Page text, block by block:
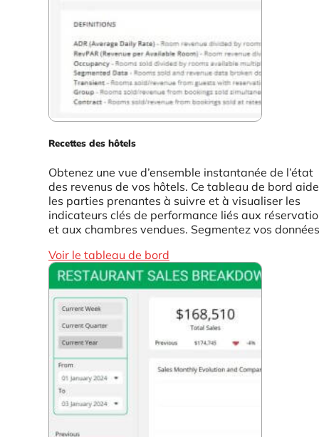
Recettes des hôtels
Obtenez une vue d’ensemble instantanée de l’état
des revenus de vos hôtels. Ce tableau de bord aide
les parties prenantes à suivre et à visualiser les
indicateurs clés de performance liés aux
et aux chambres vendues. Segmentez vos
Voir le tableau de bord